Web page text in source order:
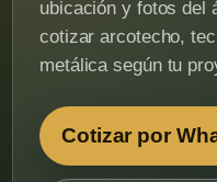
ubicación y fotos del
cotizar arcotecho,
metálica según tu
Cotizar por